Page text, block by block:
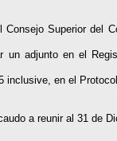
Consejo Superior del
un adjunto en el
inclusive, en el
a reunir al 31 de